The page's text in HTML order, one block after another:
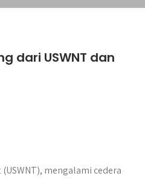
dari USWNT dan
mengalami cedera